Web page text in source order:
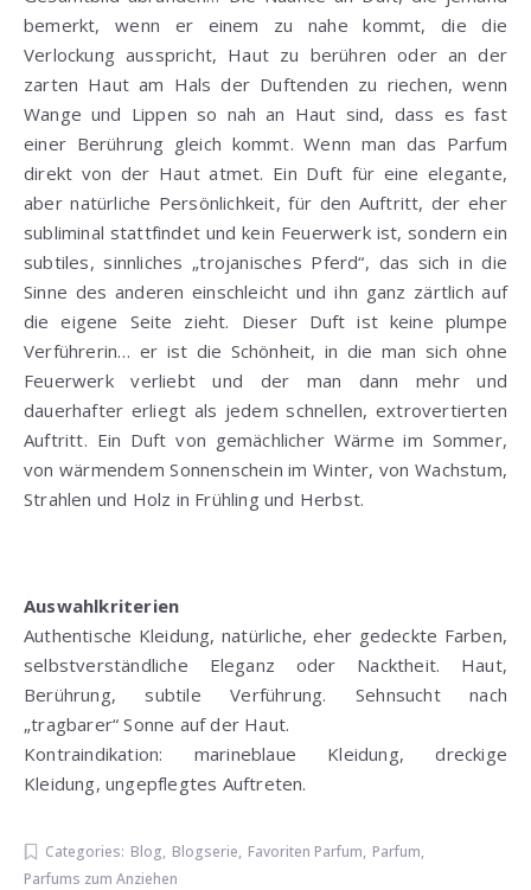
bemerkt, wenn er einem zu nahe kommt, die die
Verlockung ausspricht, Haut zu berühren oder an der
zarten Haut am Hals der Duftenden zu riechen, wenn
Wange und Lippen so nah an Haut sind, dass es fast
einer Berührung gleich kommt. Wenn man das Parfum
direkt von der Haut atmet. Ein Duft für eine elegante,
aber natürliche Persönlichkeit, für den Auftritt, der eher
subliminal stattfindet und kein Feuerwerk ist, sondern ein
subtiles, sinnliches „trojanisches Pferd“, das sich in die
Sinne des anderen einschleicht und ihn ganz zärtlich auf
die eigene Seite zieht. Dieser Duft ist keine plumpe
Verführerin… er ist die Schönheit, in die man sich ohne
Feuerwerk verliebt und der man dann mehr und
dauerhafter erliegt als jedem schnellen, extrovertierten
Auftritt. Ein Duft von gemächlicher Wärme im Sommer,
von wärmendem Sonnenschein im Winter, von Wachstum,
Strahlen und Holz in Frühling und Herbst.
Auswahlkriterien
Authentische Kleidung, natürliche, eher gedeckte Farben,
selbstverständliche Eleganz oder Nacktheit. Haut,
Berührung, subtile Verführung. Sehnsucht nach
„tragbarer“ Sonne auf der Haut.
Kontraindikation: marineblaue Kleidung, dreckige
Kleidung, ungepflegtes Auftreten.
Categories: Blog, Blogserie, Favoriten Parfum, Parfum,
Parfums zum Anziehen